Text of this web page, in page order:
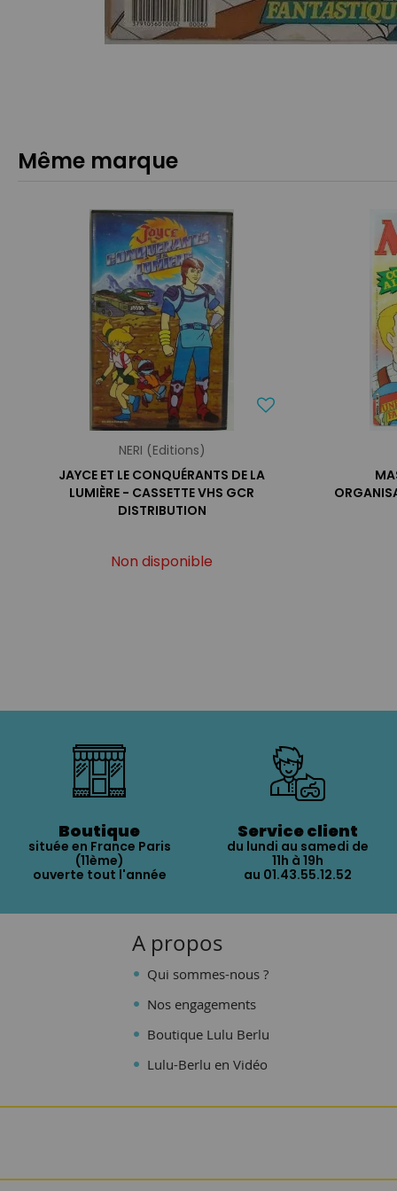
Même marque
NERI (Editions)
JAYCE ET LE CONQUÉRANTS DE LA
LUMIÈRE - CASSETTE VHS GCR
DISTRIBUTION
Non disponible
Boutique
située en France Paris
(11ème)
ouverte tout l'année
Service client
du lundi au samedi de
11h à 19h
au 01.43.55.12.52
A propos
Qui sommes-nous ?
Nos engagements
Boutique Lulu Berlu
Lulu-Berlu en Vidéo